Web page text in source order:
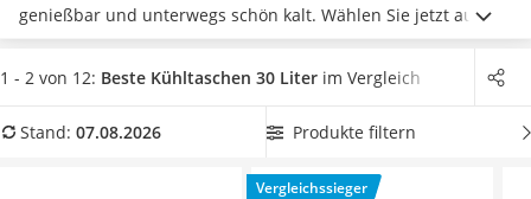
Klimmzugstation
Koffer
Nachtsichtgerät
Handgepäck-Koffer
genießbar und unterwegs schön kalt. Wählen Sie jetzt aus
unserer Tabelle ein Modell mit vielen Extra-Fächern aus,
damit Sie nochzusätzliche Flaschen, Smartphones oder
bestehen Sie jeden Hitze-Test! Überzeugt hat uns hier im
1 - 2 von 12: Beste Kühltaschen 30 Liter im Vergleich
Stand: 07.08.2026 Produkte filtern
Vergleichssieger